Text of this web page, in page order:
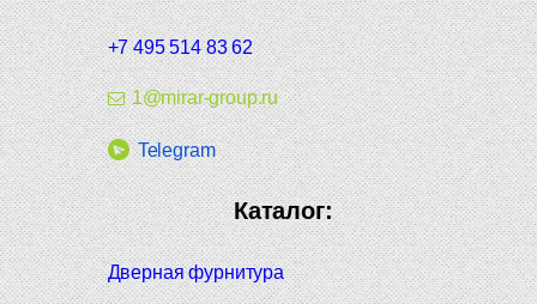
+7 495 514 83 62
1@mirar-group.ru
Telegram
Каталог:
Дверная фурнитура